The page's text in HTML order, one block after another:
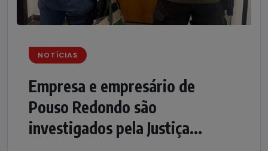
NOTÍCIAS
Empresa e empresário de
Pouso Redondo são
investigados pela Justiça...